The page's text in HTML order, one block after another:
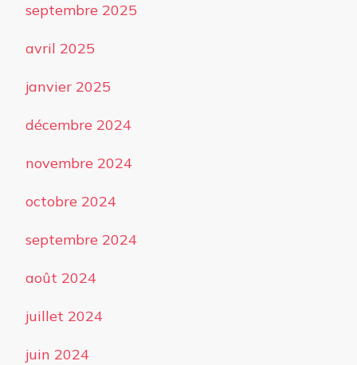
septembre 2025
avril 2025
janvier 2025
décembre 2024
novembre 2024
octobre 2024
septembre 2024
août 2024
juillet 2024
juin 2024